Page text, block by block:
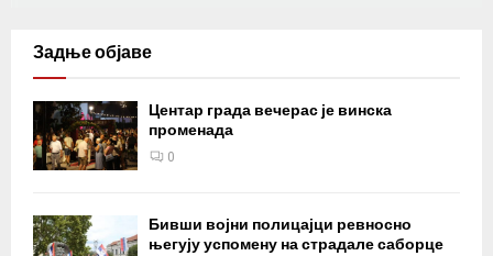
Задње објаве
Центар града вечерас је винска
променада
0
Бивши војни полицајци ревносно
његују успомену на страдале саборце